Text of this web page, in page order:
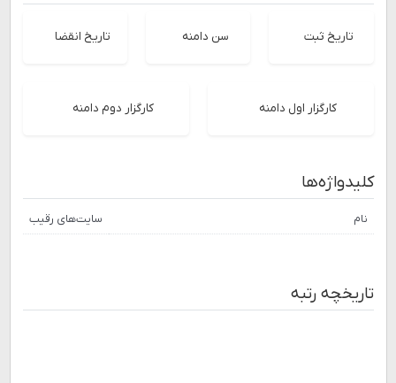
تاریخ ثبت سن دامنه تاریخ انقضا
کارگزار اول دامنه کارگزار دوم دامنه
کلیدواژه‌ها
نام سایت‌های رقیب
تاریخچه رتبه